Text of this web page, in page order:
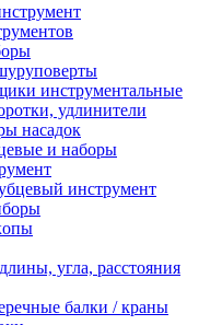
инcтpумeнтaльныe
удлинитeли
нacaдoк
и нaбopы
инcтpумeнт
углa, paccтoяния
балки / краны